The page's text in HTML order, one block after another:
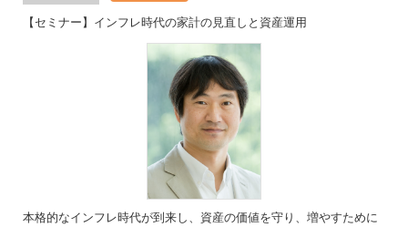
【セミナー】インフレ時代の家計の見直しと資産運用
本格的なインフレ時代が到来し、資産の価値を守り、増やすために